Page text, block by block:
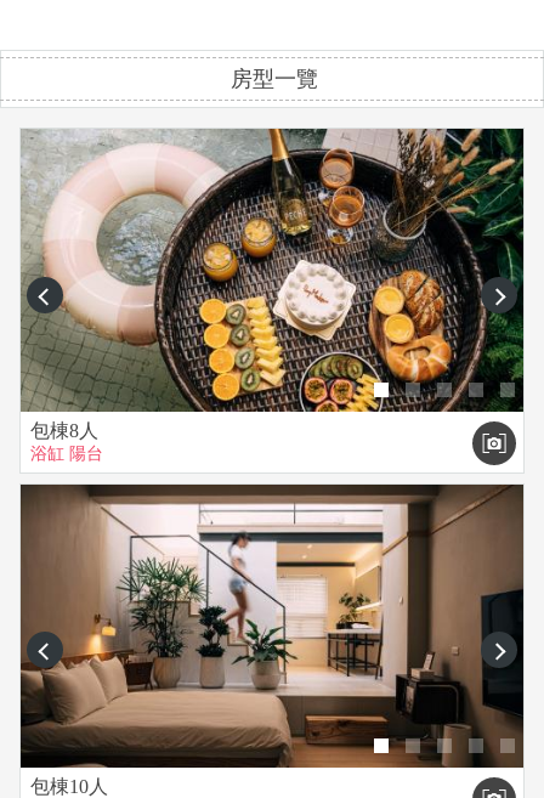
房型一覽
prev next
包棟8人
浴缸 陽台
prev next
包棟10人